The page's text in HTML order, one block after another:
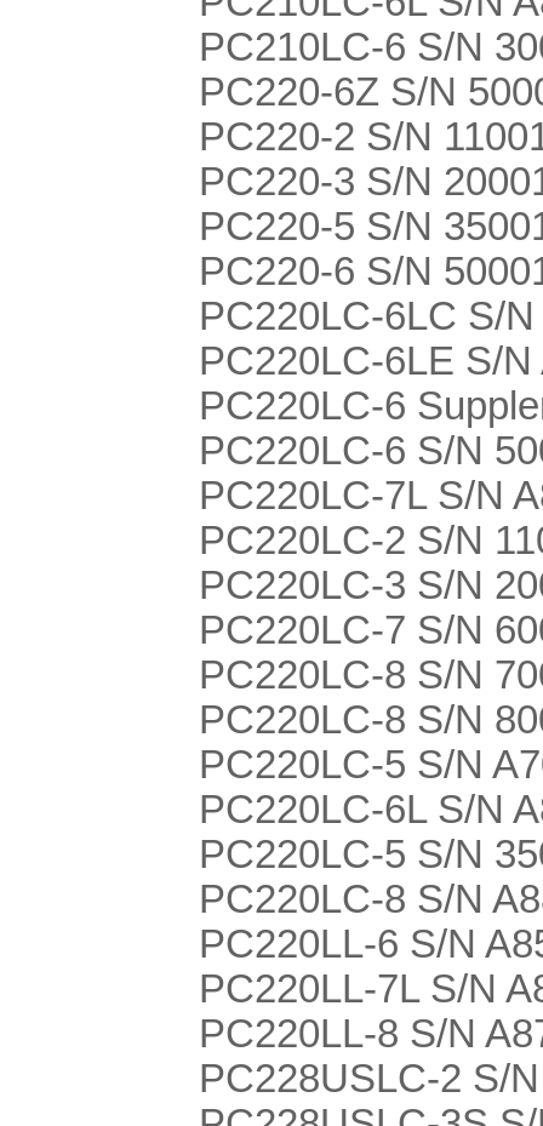
PC210LC-6 S/N
PC220-6Z S/N
PC220-2 S/N
PC220-3 S/N
PC220-5 S/N
PC220-6 S/N
PC220LC-6LC S/
PC220LC-6LE S/
PC220LC-6
PC220LC-6 S/N
PC220LC-7L S/N
PC220LC-2 S/N
PC220LC-3 S/N
PC220LC-7 S/N
PC220LC-8 S/N
PC220LC-8 S/N
PC220LC-5 S/N
PC220LC-6L S/N
PC220LC-5 S/N
PC220LC-8 S/N
PC220LL-6 S/N
PC220LL-7L S/N
PC220LL-8 S/N
PC228USLC-2 S/